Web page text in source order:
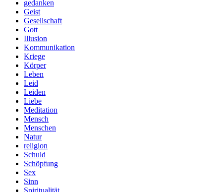
gedanken
Geist
Gesellschaft
Gott
Illusion
Kommunikation
Kriege
Körper
Leben
Leid
Leiden
Liebe
Meditation
Mensch
Menschen
Natur
religion
Schuld
Schöpfung
Sex
Sinn
Spiritualität